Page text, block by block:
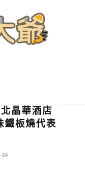
晶華酒店
鐵板燒代表
24